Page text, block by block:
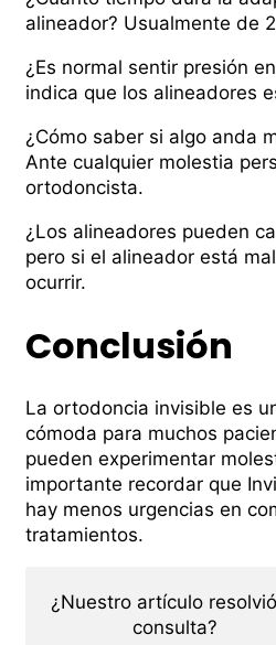
alineador? Usualmente de
¿Es normal sentir presión
indica que los alineadores
¿Cómo saber si algo anda
Ante cualquier molestia
ortodoncista.
¿Los alineadores pueden
pero si el alineador está
ocurrir.
Conclusión
La ortodoncia invisible es
cómoda para muchos
pueden experimentar
importante recordar que
hay menos urgencias en
tratamientos.
¿Nuestro artí­culo
consulta?